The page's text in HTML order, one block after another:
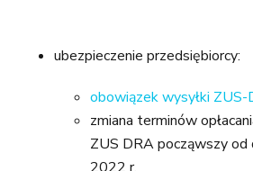
ubezpieczenie przedsiębiorcy:
obowiązek wysyłki ZUS-
zmiana terminów
ZUS DRA począwszy od